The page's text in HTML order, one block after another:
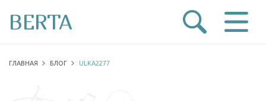
BERTA
ГЛАВНАЯ БЛОГ ULKA2277